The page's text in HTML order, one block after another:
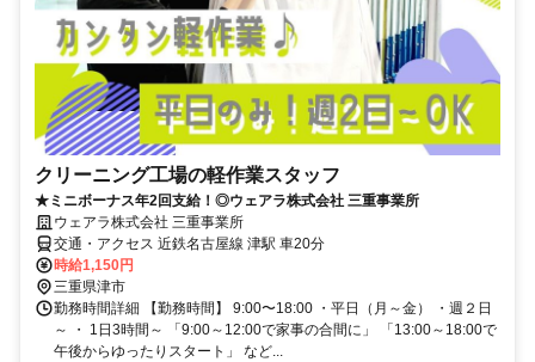
クリーニング工場の軽作業スタッフ
★ミニボーナス年2回支給！◎ウェアラ株式会社 三重事業所
ウェアラ株式会社 三重事業所
交通・アクセス 近鉄名古屋線 津駅 車20分
時給1,150円
三重県津市
勤務時間詳細 【勤務時間】 9:00〜18:00 ・平日（月～金） ・週２日
～ ・ 1日3時間～ 「9:00～12:00で家事の合間に」 「13:00～18:00で
午後からゆったりスタート」 など...